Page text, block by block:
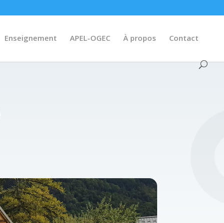
Enseignement APEL-OGEC À propos Contact